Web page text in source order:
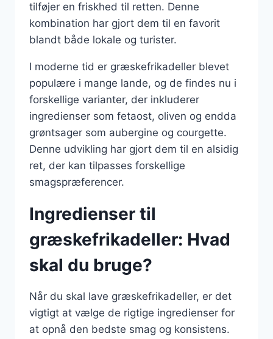
tilføjer en friskhed til retten. Denne
kombination har gjort dem til en favorit
blandt både lokale og turister.
I moderne tid er græskefrikadeller blevet
populære i mange lande, og de findes nu i
forskellige varianter, der inkluderer
ingredienser som fetaost, oliven og endda
grøntsager som aubergine og courgette.
Denne udvikling har gjort dem til en alsidig
ret, der kan tilpasses forskellige
smagspræferencer.
Ingredienser til
græskefrikadeller: Hvad
skal du bruge?
Når du skal lave græskefrikadeller, er det
vigtigt at vælge de rigtige ingredienser for
at opnå den bedste smag og konsistens.